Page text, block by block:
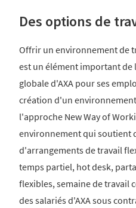
Des options de
Offrir un environnement de
est un élément important
globale d'AXA pour ses
création d'un
l'approche New Way of
environnement qui soutient
d'arrangements de travail
temps partiel, hot desk,
flexibles, semaine de travail
des salariés d'AXA sous